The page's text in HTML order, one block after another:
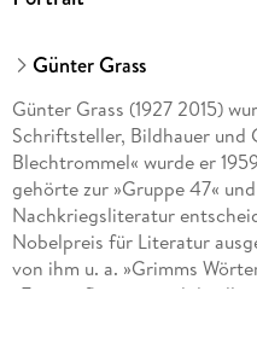
Günter Grass
Günter Grass (1927 2015)
Schriftsteller, Bildhauer und
Blechtrommel« wurde er
gehörte zur »Gruppe 47«
Nachkriegsliteratur
Nobelpreis für Literatur
von ihm u. a. »Grimms
»Eintagsfliegen« und die